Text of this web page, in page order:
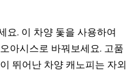
요. 이 차양 돛을 사용하여
아시스로 바꿔보세요. 고품
뛰어난 차양 캐노피는 자외